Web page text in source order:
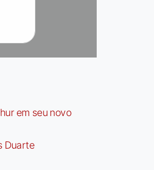
em seu novo
Duarte